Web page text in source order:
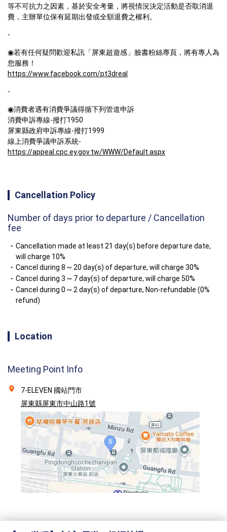
等不可抗力之因素，基於安全考量，將視情況決定活動是否取消退
費，主辦單位保有延期出發或全額退費之權利。
-
◉若有任何疑問歡迎私訊「屏東超遊感」臉書粉絲專頁，將有專人為
https://www.facebook.com/pt3dreal
-
◉消費者遇有消費爭議得循下列管道申訴
消費申訴專線-撥打1950
屏東縣政府申訴專線-撥打1999
線上消費爭議申訴系統-
https://appeal.cpc.ey.gov.tw/WWW/Default.aspx
Cancellation Policy
Number of days prior to departure / Cancellation
fee
Cancellation made at least 21 day(s) before departure date,
will charge 10%
Cancel during 8 ~ 20 day(s) of departure, will charge 30%
Cancel during 3 ~ 7 day(s) of departure, will charge 50%
Cancel during 0 ~ 2 day(s) of departure, Non-refundable (0%
refund)
Location
Meeting Point Info
7-ELEVEN 國站門市
屏東縣屏東市中山路1號